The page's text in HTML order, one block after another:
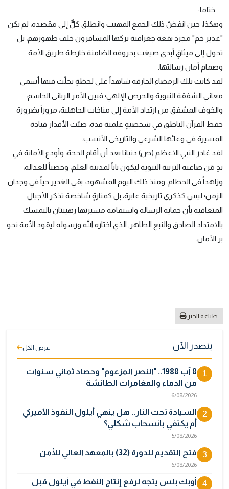
ختاما:
وهكذا، حين انفضّ ذلك الجمع المهيب وانطلق كلٌّ إلى مقصده، لم يكن
"غدير خم" مجرد بقعة جغرافية تركها المسافرون خلف ظهورهم، بل
تحول إلى ميثاقٍ أبدي صيغت بحروفه الضامنة خارطة طريق الأمة
وصمام أمان رسالتها.
لقد كانت تلك الرمضاء الحارقة شاهداً على لحظةٍ تجلّت فيها أسمى
معاني الشفقة النبوية والحرص الإلهي؛ فبين الأمر الرباني الحاسم،
والخوف المشفق من ارتداد الأمة إلى مناخات الجاهلية، مروراً بضرورة
حفظ القرآن الناطق في شخصيةٍ علمية فذة، صبّت الأقدار قيادة
المسيرة في وعائها الشرعي والتاريخي الأنسب.
لقد غادر النبي الاعظم (ص) دنيانا بعد أن أقام الحجة، وأودع الأمانة في
يدِ مَن صاغته التربية النبوية ليكون باباً لمدينة العلم، وحصناً للعدالة،
وزاهداً في الحطام. ومنذ ذلك اليوم المشهود، بقي الغدير حياً في وجدان
الزمن؛ ليس كذكرى تاريخية عابرة، بل كمنارةٍ شاخصة تذكر الأجيال
المتعاقبة بأن حماية الرسالة واستقامة مسيرتها رهينتان بالتمسك
بالامتداد الصادق والنبع الطاهر, الذي اختاره الله ورسوله ليقود الأمة نحو
بر الأمان.
طباعة الخبر
يتصدر الآن عرض الكل
1
8 آب 1988.. "النصر المزعوم" وحصاد ثماني سنوات
من الدماء والمغامرات الطائشة
6/08/2026
2
السيادة تحت النار.. هل ينهي أيلول النفوذ الأميركي
أم يكتفي بانسحاب شكلي؟
5/08/2026
3 فتح التقديم للدورة (32) بالمعهد العالي للأمن
6/08/2026
4
أوبك بلس يتجه لرفع إنتاج النفط في أيلول قبل